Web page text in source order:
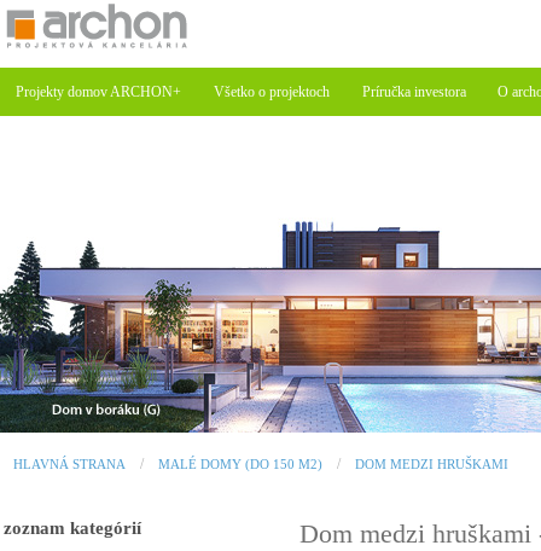
Projekty domov ARCHON+ Všetko o projektoch Príručka investora O
HLAVNÁ STRANA MALÉ DOMY (DO 150 M2) DOM MEDZI HRUŠKAMI
zoznam kategórií Dom medzi